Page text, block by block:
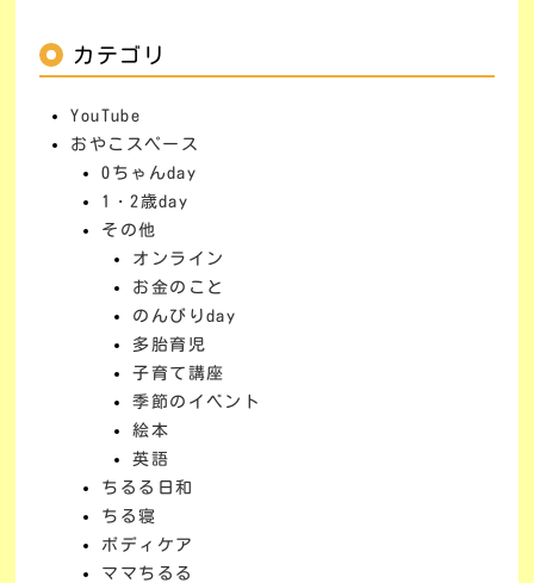
カテゴリ
YouTube
おやこスペース
0ちゃんday
1・2歳day
その他
オンライン
お金のこと
のんびりday
多胎育児
子育て講座
季節のイベント
絵本
英語
ちるる日和
ちる寝
ボディケア
ママちるる